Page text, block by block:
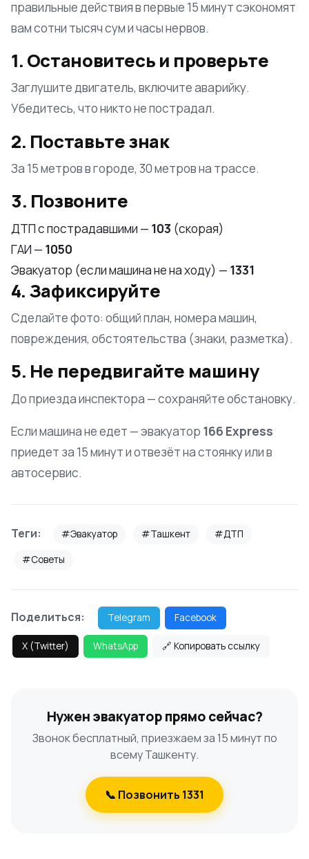
правильные действия в первые 15 минут сэкономят
вам сотни тысяч сум и часы нервов.
1. Остановитесь и проверьте
Заглушите двигатель, включите аварийку.
Убедитесь, что никто не пострадал.
2. Поставьте знак
За 15 метров в городе, 30 метров на трассе.
3. Позвоните
ДТП с пострадавшими — 103 (скорая)
ГАИ — 1050
Эвакуатор (если машина не на ходу) — 1331
4. Зафиксируйте
Сделайте фото: общий план, номера машин,
повреждения, обстоятельства (знаки, разметка).
5. Не передвигайте машину
До приезда инспектора — сохраняйте обстановку.
Если машина не едет — эвакуатор 166 Express
приедет за 15 минут и отвезёт на стоянку или в
автосервис.
Теги: #Эвакуатор #Ташкент #ДТП
#Советы
Поделиться: Telegram Facebook
X (Twitter) WhatsApp 🔗 Копировать ссылку
Нужен эвакуатор прямо сейчас?
Звонок бесплатный, приезжаем за 15 минут по
всему Ташкенту.
📞 Позвонить 1331